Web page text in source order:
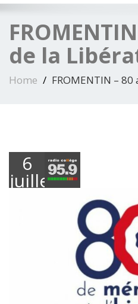
de la
Home FROMENTIN –
6
juillet